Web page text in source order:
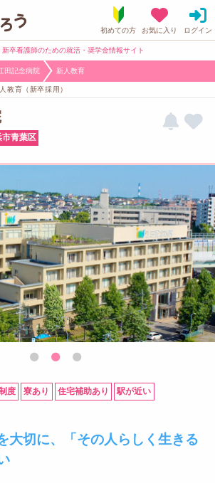
新卒看護師のための就活・奨学金情報サイト
田記念病院 新人教育
教育（新卒採用）
青葉区
度 寮あり 住宅補助あり 駅が近い
大切に、「その人らしく生きる